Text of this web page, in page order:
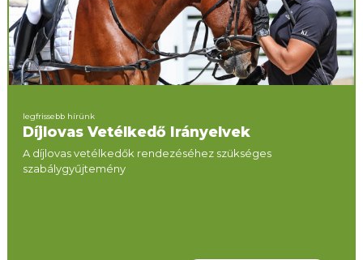
legfrissebb hírünk
Díjlovas Vetélkedő Irányelvek
A díjlovas vetélkedők rendezéséhez szükséges
szabálygyűjtemény